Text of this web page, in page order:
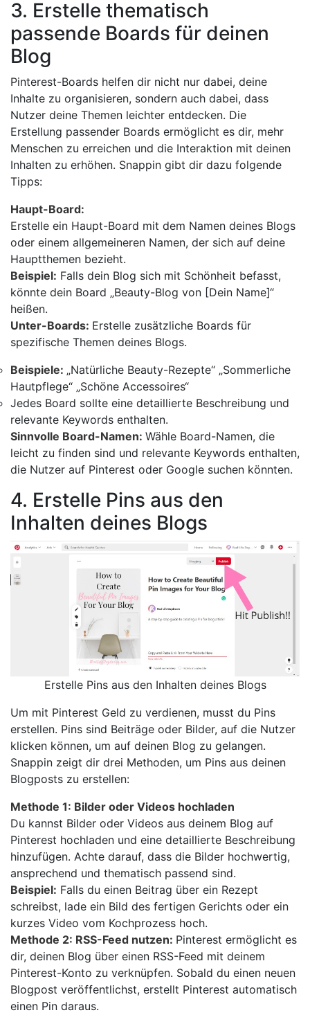
3. Erstelle thematisch
passende Boards für deinen
Blog
Pinterest-Boards helfen dir nicht nur dabei, deine
Inhalte zu organisieren, sondern auch dabei, dass
Nutzer deine Themen leichter entdecken. Die
Erstellung passender Boards ermöglicht es dir, mehr
Menschen zu erreichen und die Interaktion mit deinen
Inhalten zu erhöhen. Snappin gibt dir dazu folgende
Tipps:
Haupt-Board:
Erstelle ein Haupt-Board mit dem Namen deines Blogs
oder einem allgemeineren Namen, der sich auf deine
Hauptthemen bezieht.
Beispiel: Falls dein Blog sich mit Schönheit befasst,
könnte dein Board „Beauty-Blog von [Dein Name]“
heißen.
Unter-Boards: Erstelle zusätzliche Boards für
spezifische Themen deines Blogs.
Beispiele: „Natürliche Beauty-Rezepte“ „Sommerliche
Hautpflege“ „Schöne Accessoires“
Jedes Board sollte eine detaillierte Beschreibung und
relevante Keywords enthalten.
Sinnvolle Board-Namen: Wähle Board-Namen, die
leicht zu finden sind und relevante Keywords enthalten,
die Nutzer auf Pinterest oder Google suchen könnten.
4. Erstelle Pins aus den
Inhalten deines Blogs
Erstelle Pins aus den Inhalten deines Blogs
Um mit Pinterest Geld zu verdienen, musst du Pins
erstellen. Pins sind Beiträge oder Bilder, auf die Nutzer
klicken können, um auf deinen Blog zu gelangen.
Snappin zeigt dir drei Methoden, um Pins aus deinen
Blogposts zu erstellen:
Methode 1: Bilder oder Videos hochladen
Du kannst Bilder oder Videos aus deinem Blog auf
Pinterest hochladen und eine detaillierte Beschreibung
hinzufügen. Achte darauf, dass die Bilder hochwertig,
ansprechend und thematisch passend sind.
Beispiel: Falls du einen Beitrag über ein Rezept
schreibst, lade ein Bild des fertigen Gerichts oder ein
kurzes Video vom Kochprozess hoch.
Methode 2: RSS-Feed nutzen: Pinterest ermöglicht es
dir, deinen Blog über einen RSS-Feed mit deinem
Pinterest-Konto zu verknüpfen. Sobald du einen neuen
Blogpost veröffentlichst, erstellt Pinterest automatisch
einen Pin daraus.